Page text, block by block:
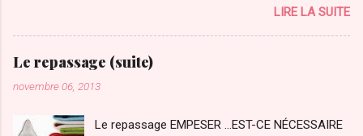
résistants et ont une grande durée de vie. Bien
entretenus et dorlotés, ils conserveront leur
brillance et leur aspect d’origine, et vous en
augmenterez grandement leur longévité.
LIRE LA SUITE
Le repassage (suite)
novembre 06, 2013
Le repassage EMPESER …EST-CE NÉCESSAIRE